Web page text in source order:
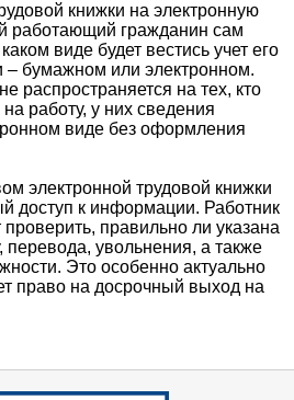
книжки на электронную
работающий гражданин сам
виде будет вестись учет его
– бумажном или электронном.
распространяется на тех, кто
работу, у них сведения
виде без оформления
электронной трудовой книжки
доступ к информации. Работник
правильно ли указана
перевода, увольнения, а также
Это особенно актуально
право на досрочный выход на